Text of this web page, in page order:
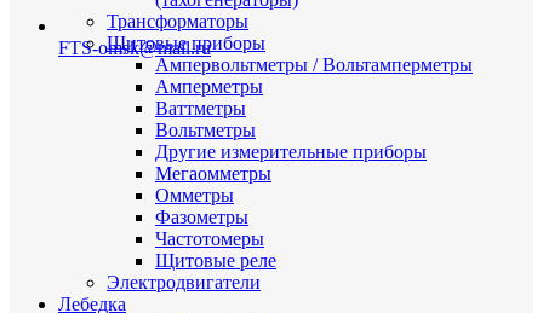
FTS-omsk@mail.ru
Трансформаторы
Щитовые приборы
Ампервольтметры / Вольтамперметры
Амперметры
Ваттметры
Вольтметры
Другие измерительные приборы
Мегаомметры
Омметры
Фазометры
Частотомеры
Щитовые реле
Электродвигатели
Лебедка